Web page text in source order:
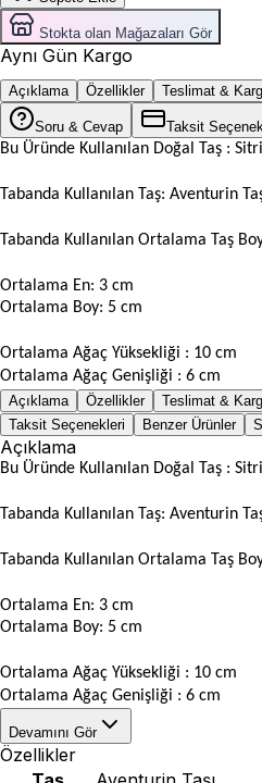
Stokta olan Mağazaları Gör
Aynı Gün Kargo
Açıklama Özellikler Teslimat &
Soru & Cevap Taksit
Bu Üründe Kullanılan Doğal Taş :
Tabanda Kullanılan Taş: Aventurin
Tabanda Kullanılan Ortalama Taş
Ortalama En: 3 cm
Ortalama Boy: 5 cm
Ortalama Ağaç Yüksekliği : 10 cm
Ortalama Ağaç Genişliği : 6 cm
Açıklama Özellikler Teslimat &
Taksit Seçenekleri
Benzer Ürünler
Açıklama
Bu Üründe Kullanılan Doğal Taş :
Tabanda Kullanılan Taş: Aventurin
Tabanda Kullanılan Ortalama Taş
Ortalama En: 3 cm
Ortalama Boy: 5 cm
Ortalama Ağaç Yüksekliği : 10 cm
Ortalama Ağaç Genişliği : 6 cm
Devamını Gör
Özellikler